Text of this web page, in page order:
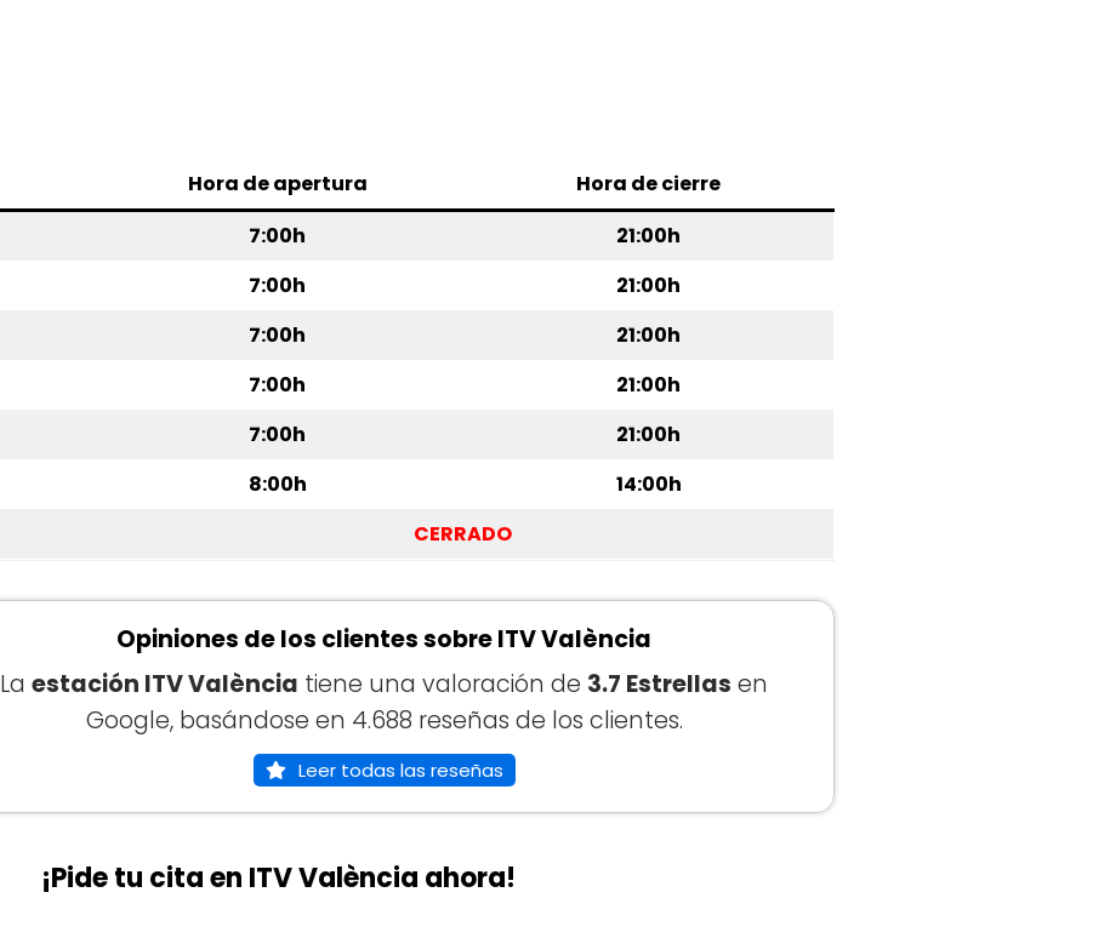
Hora de apertura
Hora de cierre
7:00h
21:00h
7:00h
21:00h
7:00h
21:00h
7:00h
21:00h
7:00h
21:00h
8:00h
14:00h
CERRADO
Opiniones de los clientes sobre ITV València
Laestación ITV València tiene una valoración de 3.7 Estrellas en
Google, basándose en 4.688 reseñas de los clientes.
Leer todas las reseñas
¡Pide tu cita en ITV València ahora!